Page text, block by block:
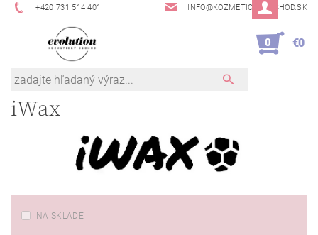
+420 731 514 401 INFO@KOZMETICKYOBCHOD.SK
0 €0
iWax
NA SKLADE